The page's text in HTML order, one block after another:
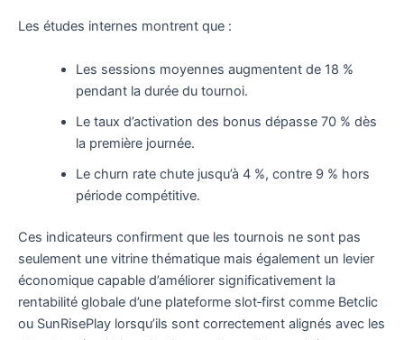
Les études internes montrent que :
Les sessions moyennes augmentent de 18 %
pendant la durée du tournoi.
Le taux d’activation des bonus dépasse 70 % dès
la première journée.
Le churn rate chute jusqu’à 4 %, contre 9 % hors
période compétitive.
Ces indicateurs confirment que les tournois ne sont pas
seulement une vitrine thématique mais également un levier
économique capable d’améliorer significativement la
rentabilité globale d’une plateforme slot‑first comme Betclic
ou SunRisePlay lorsqu’ils sont correctement alignés avec les